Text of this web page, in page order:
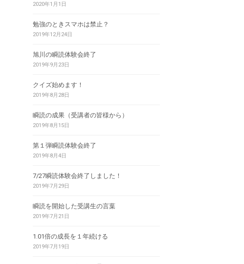
2020年1月1日
勉強のときスマホは禁止？
2019年12月24日
旭川の瞬読体験会終了
2019年9月23日
クイズ始めます！
2019年8月28日
瞬読の成果（受講者の皆様から）
2019年8月15日
第１弾瞬読体験会終了
2019年8月4日
7/27瞬読体験会終了しました！
2019年7月29日
瞬読を開始した受講生の言葉
2019年7月21日
1.01倍の成長を１年続ける
2019年7月19日